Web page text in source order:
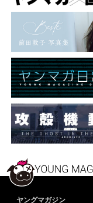
ヤングマガジン